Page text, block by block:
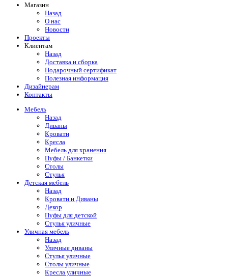
Магазин
Назад
О нас
Новости
Проекты
Клиентам
Назад
Доставка и сборка
Подарочный сертификат
Полезная информация
Дизайнерам
Контакты
Мебель
Назад
Диваны
Кровати
Кресла
Мебель для хранения
Пуфы / Банкетки
Столы
Стулья
Детская мебель
Назад
Кровати и Диваны
Декор
Пуфы для детской
Стулья уличные
Уличная мебель
Назад
Уличные диваны
Стулья уличные
Столы уличные
Кресла уличные